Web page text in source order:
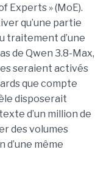
Experts » (MoE).
qu’une partie
traitement d’une
de Qwen 3.8-Max,
seraient activés
que compte
disposerait
d’un million de
des volumes
d’une même